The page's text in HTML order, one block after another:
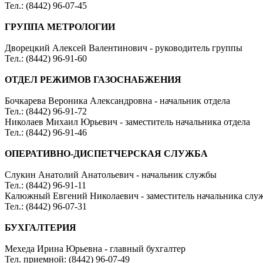
Тел.: (8442) 96-07-45
ГРУППА МЕТРОЛОГИИ
Дворецкий Алексей Валентинович - руководитель группы
Тел.: (8442) 96-91-60
ОТДЕЛ РЕЖИМОВ ГАЗОСНАБЖЕНИЯ
Бочкарева Вероника Александровна - начальник отдела
Тел.: (8442) 96-91-72
Николаев Михаил Юрьевич - заместитель начальника отдела
Тел.: (8442) 96-91-46
ОПЕРАТИВНО-ДИСПЕТЧЕРСКАЯ СЛУЖБА
Слукин Анатолий Анатольевич - начальник службы
Тел.: (8442) 96-91-11
Калюжный Евгений Николаевич - заместитель начальника
Тел.: (8442) 96-07-31
БУХГАЛТЕРИЯ
Мехеда Ирина Юрьевна - главный бухгалтер
Тел. приемной: (8442) 96-07-49